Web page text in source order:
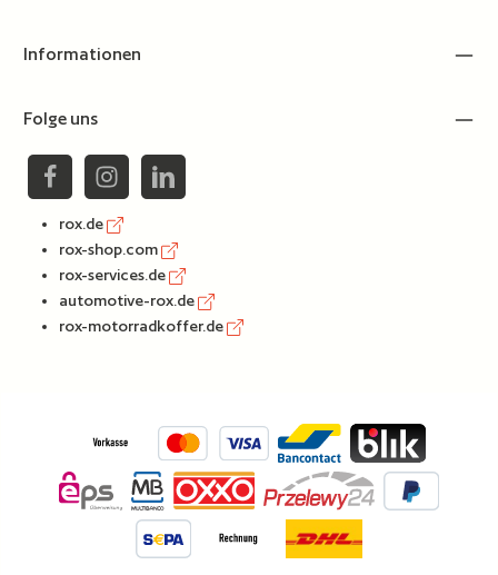
Informationen
Folge uns
rox.de
rox-shop.com
rox-services.de
automotive-rox.de
rox-motorradkoffer.de